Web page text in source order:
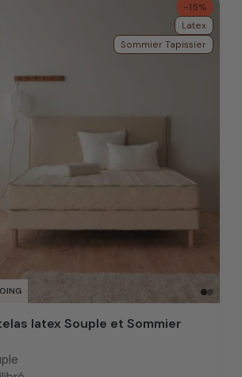
-15%
Latex
Sommier Tapissier
latex Souple et Sommier